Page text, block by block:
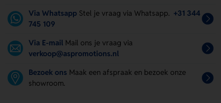
Via Whatsapp Stel je vraag via Whatsapp. +31 344
745 109
Via E-mail Mail ons je vraag via
verkoop@aspromotions.nl
Bezoek ons Maak een afspraak en bezoek onze
showroom.